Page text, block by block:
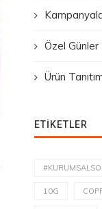
Özel Günler
Ürün
ETIKETLER
10G